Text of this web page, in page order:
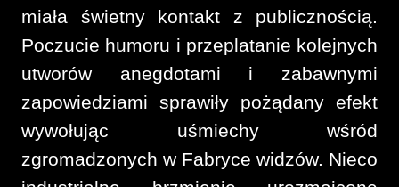
miała świetny kontakt z publicznością.
Poczucie humoru i przeplatanie kolejnych
utworów anegdotami i zabawnymi
zapowiedziami sprawiły pożądany efekt
wywołując uśmiechy wśród
zgromadzonych w Fabryce widzów. Nieco